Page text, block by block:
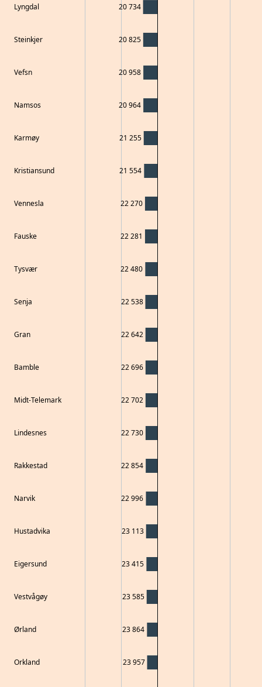
Lyngdal
Steinkjer
Vefsn
Namsos
Karmøy
Kristiansund
Vennesla
Fauske
Tysvær
Senja
Gran
Bamble
Midt-Telemark
Lindesnes
Rakkestad
Narvik
Hustadvika
Eigersund
Vestvågøy
Ørland
Orkland
20 734
20 825
20 958
20 964
21 255
21 554
22 270
22 281
22 480
22 538
22 642
22 696
22 702
22 730
22 854
22 996
23 113
23 415
23 585
23 864
23 957